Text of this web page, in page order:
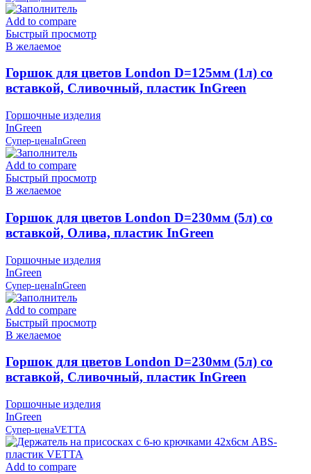
Add to compare
Быстрый просмотр
В желаемое
Горшок для цветов London D=125мм (1л) со
вставкой, Сливочный, пластик InGreen
Горшочные изделия
InGreen
Супер-ценаInGreen
Add to compare
Быстрый просмотр
В желаемое
Горшок для цветов London D=230мм (5л) со
вставкой, Олива, пластик InGreen
Горшочные изделия
InGreen
Супер-ценаInGreen
Add to compare
Быстрый просмотр
В желаемое
Горшок для цветов London D=230мм (5л) со
вставкой, Сливочный, пластик InGreen
Горшочные изделия
InGreen
Супер-ценаVETTA
Add to compare